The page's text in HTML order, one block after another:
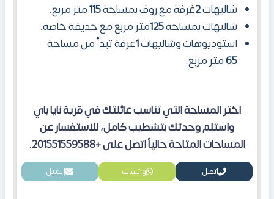
شاليهات2غرفة مع روف بمساحة115متر مربع.
شاليهات بمساحة125متر مربع مع حديقة خاصة.
استوديوهات وشاليهات1غرفة تبدأ من مساحة
65متر مربع.
اختر المساحة التي تناسب عائلتك في قرية نايا باي
واستلم وحدتك بتشطيب كامل، للاستفسار عن
المساحات المتاحة حالياً اتصل على +201551559588.
اتصل واتساب إيميل